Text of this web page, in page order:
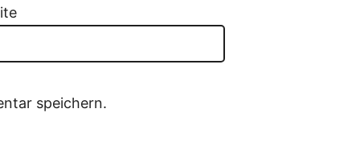
speichern.